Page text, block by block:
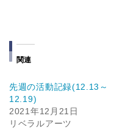
関連
先週の活動記録(12.13～
12.19)
2021年12月21日
リベラルアーツ